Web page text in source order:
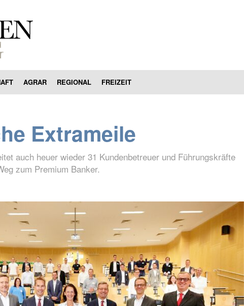
AGRAR REGIONAL FREIZEIT
Extrameile
auch heuer wieder 31 Kundenbetreuer und Führungskräfte
zum Premium Banker.